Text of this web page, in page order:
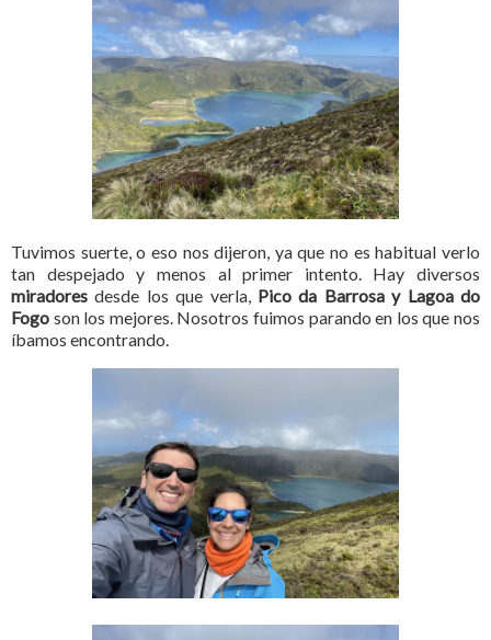
Tuvimos suerte, o eso nos dijeron, ya que no es habitual verlo
tan despejado y menos al primer intento. Hay diversos
miradores desde los que verla, Pico da Barrosa y Lagoa do
Fogo son los mejores. Nosotros fuimos parando en los que nos
íbamos encontrando.